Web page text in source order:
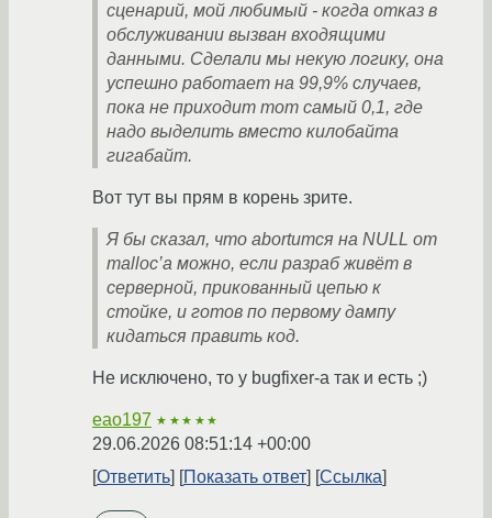
сценарий, мой любимый - когда отказ в
обслуживании вызван входящими
данными. Сделали мы некую логику, она
успешно работает на 99,9% случаев,
пока не приходит тот самый 0,1, где
надо выделить вместо килобайта
гигабайт.
Вот тут вы прям в корень зрите.
Я бы сказал, что abortится на NULL от
malloc’а можно, если разраб живёт в
серверной, прикованный цепью к
стойке, и готов по первому дампу
кидаться править код.
Не исключено, то у bugfixer-а так и есть ;)
eao197 ★★★★★
29.06.2026 08:51:14 +00:00
Ответить
Показать ответ Ссылка